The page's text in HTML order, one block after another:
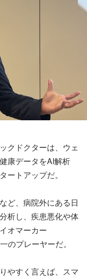
クドクターは、ウェ
康データをAI解析
ートアップだ。
ど、病院外にある日
析し、疾患悪化や体
オマーカー
のプレーヤーだ。
やすく言えば、スマ